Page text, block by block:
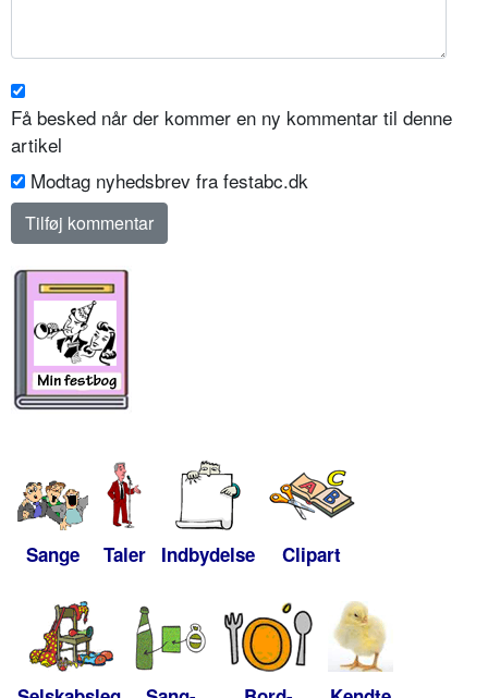
Få besked når der kommer en ny kommentar til denne
artikel
Modtag nyhedsbrev fra festabc.dk
Sange Taler Indbydelse Clipart